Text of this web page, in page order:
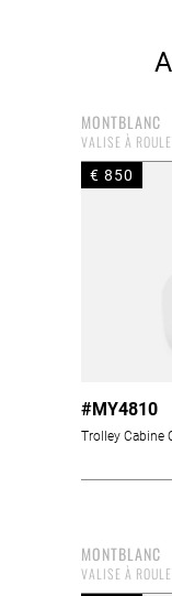
MONTBLANC
VALISE À
€ 850
#MY4810
Trolley Cabine
MONTBLANC
VALISE À